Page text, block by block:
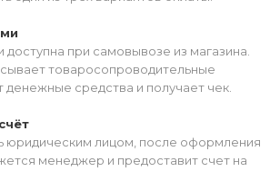
при самовывозе из магазина.
товаросопроводительные
денежные средства и получает чек.
юридическим лицом, после оформления
менеджер и предоставит счет на